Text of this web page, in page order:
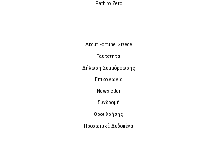
Path to Zero
About Fortune Greece
Ταυτότητα
Δήλωση Συμμόρφωσης
Επικοινωνία
Newsletter
Συνδρομή
Όροι Χρήσης
Προσωπικά Δεδομένα